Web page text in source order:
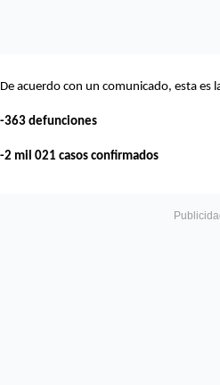
De acuerdo con un comunicado, esta es
-363 defunciones
-2 mil 021 casos confirmados